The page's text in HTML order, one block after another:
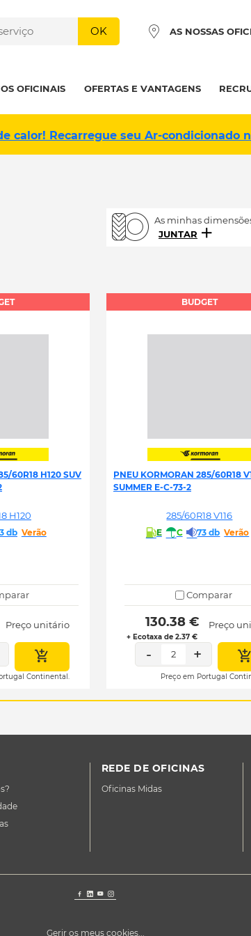
OK AS NOSSAS
OFICINAIS OFERTAS E VANTAGENS
calor! Recarregue seu Ar-condicionado
As minhas
JUNTAR
60R18 H120 SUV
H120
db Verão
Preço unitário
Continental.
BUDGET
PNEU KORMORAN 285/60R18
SUMMER E-C-73-2
285/60R18 V116
E C 73 db Verão
Comparar
130.38 €
+ Ecotaxa de 2.37 €
Preço
- 2 +
Preço em Portugal
REDE DE OFICINAS
Oficinas Midas
Gerir os meus cookies...